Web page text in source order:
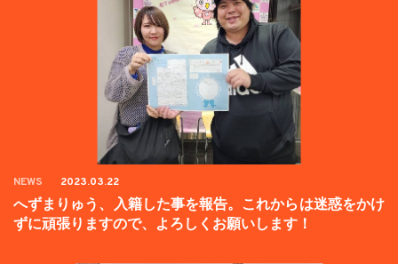
NEWS 2023.03.22
へずまりゅう、入籍した事を報告。これからは迷惑をかけ
ずに頑張りますので、よろしくお願いします！